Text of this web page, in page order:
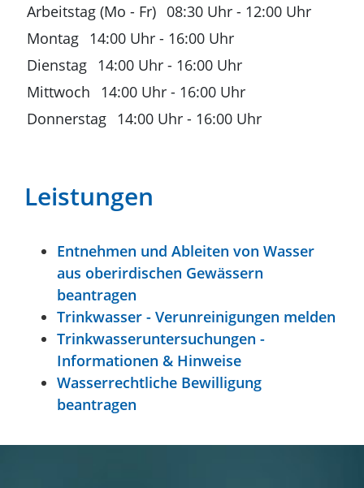
Arbeitstag (Mo - Fr) 08:30 Uhr - 12:00 Uhr
Montag
14:00 Uhr - 16:00 Uhr
Dienstag
14:00 Uhr - 16:00 Uhr
Mittwoch
14:00 Uhr - 16:00 Uhr
Donnerstag
14:00 Uhr - 16:00 Uhr
Leistungen
Entnehmen und Ableiten von Wasser
aus oberirdischen Gewässern
beantragen
Trinkwasser - Verunreinigungen melden
Trinkwasseruntersuchungen -
Informationen & Hinweise
Wasserrechtliche Bewilligung
beantragen